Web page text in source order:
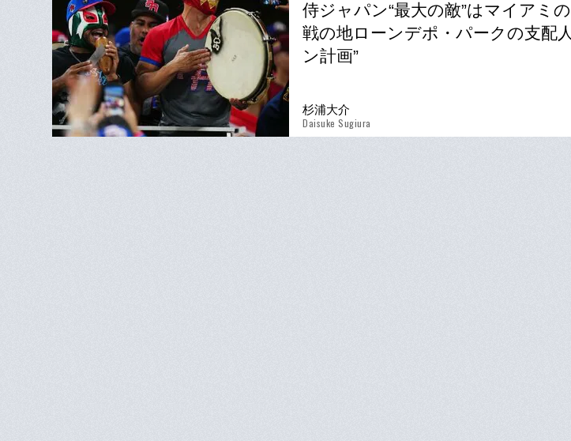
侍ジャパン“最大の敵”はマイアミ
戦の地ローンデポ・パークの支配
ン計画”
杉浦大介
Daisuke Sugiura